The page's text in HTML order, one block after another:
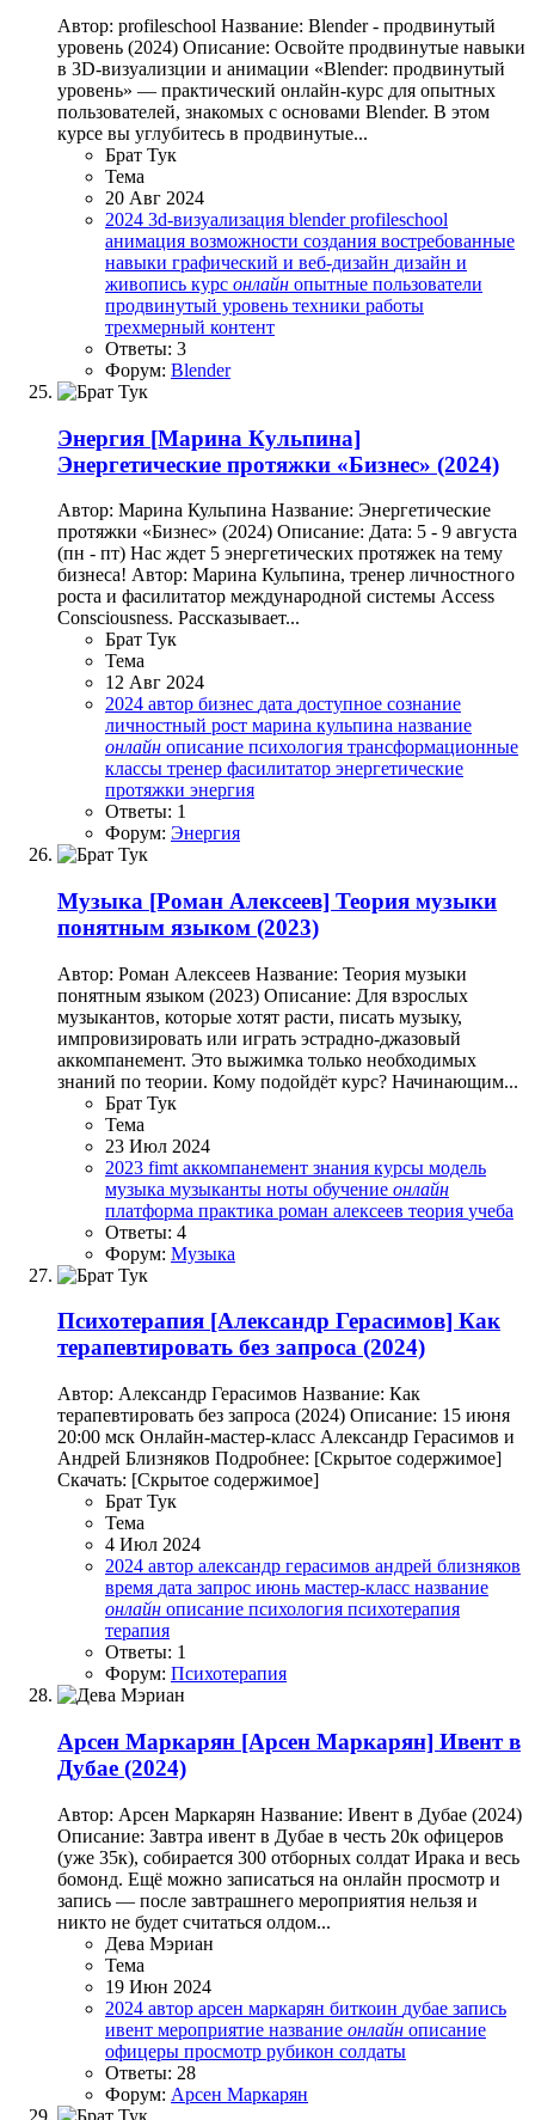
Автор: profileschool Название: Blender - продвинутый
уровень (2024) Описание: Освойте продвинутые навыки
в 3D-визуализции и анимации «Blender: продвинутый
уровень» — практический онлайн-курс для опытных
пользователей, знакомых с основами Blender. В этом
курсе вы углубитесь в продвинутые...
Брат Тук
Тема
20 Авг 2024
2024 3d-визуализация blenderprofileschool
анимация возможности создания востребованные
навыки графический и веб-дизайн дизайн и
живопись курс онлайн опытные пользователи
продвинутый уровень техники работы
трехмерный контент
Ответы: 3
Форум: Blender
Энергия [Марина Кульпина]
Энергетические протяжки «Бизнес» (2024)
Автор: Марина Кульпина Название: Энергетические
протяжки «Бизнес» (2024) Описание: Дата: 5 - 9 августа
(пн - пт) Нас ждет 5 энергетических протяжек на тему
бизнеса! Автор: Марина Кульпина, тренер личностного
роста и фасилитатор международной системы Access
Consciousness. Рассказывает...
Брат Тук
Тема
12 Авг 2024
2024 автор бизнес дата доступное сознание
личностный рост марина кульпина название
онлайн описание психология трансформационные
классы тренер фасилитатор энергетические
протяжки энергия
Ответы: 1
Форум: Энергия
Музыка [Роман Алексеев] Теория музыки
понятным языком (2023)
Автор: Роман Алексеев Название: Теория музыки
понятным языком (2023) Описание: Для взрослых
музыкантов, которые хотят расти, писать музыку,
импровизировать или играть эстрадно-джазовый
аккомпанемент. Это выжимка только необходимых
знаний по теории. Кому подойдёт курс? Начинающим...
Брат Тук
Тема
23 Июл 2024
2023 fimt аккомпанемент знания курсы модель
музыка музыканты ноты обучение онлайн
платформа практика роман алексеев теория учеба
Ответы: 4
Форум: Музыка
Психотерапия [Александр Герасимов] Как
терапевтировать без запроса (2024)
Автор: Александр Герасимов Название: Как
терапевтировать без запроса (2024) Описание: 15 июня
20:00 мск Онлайн-мастер-класс Александр Герасимов и
Андрей Близняков Подробнее: [Скрытое содержимое]
Скачать: [Скрытое содержимое]
Брат Тук
Тема
4 Июл 2024
2024 автор александр герасимов андрей близняков
время дата запрос июнь мастер-класс название
онлайн описание психология психотерапия
терапия
Ответы: 1
Форум: Психотерапия
Арсен Маркарян [Арсен Маркарян] Ивент в
Дубае (2024)
Автор: Арсен Маркарян Название: Ивент в Дубае (2024)
Описание: Завтра ивент в Дубае в честь 20к офицеров
(уже 35к), собирается 300 отборных солдат Ирака и весь
бомонд. Ещё можно записаться на онлайн просмотр и
запись — после завтрашнего мероприятия нельзя и
никто не будет считаться олдом...
Дева Мэриан
Тема
19 Июн 2024
2024 автор арсен маркарян биткоин дубае запись
ивент мероприятие название онлайн описание
офицеры просмотр рубикон солдаты
Ответы: 28
Форум: Арсен Маркарян